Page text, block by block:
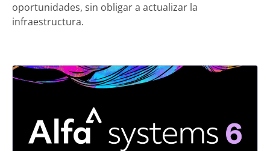
oportunidades, sin obligar a actualizar la
infraestructura.